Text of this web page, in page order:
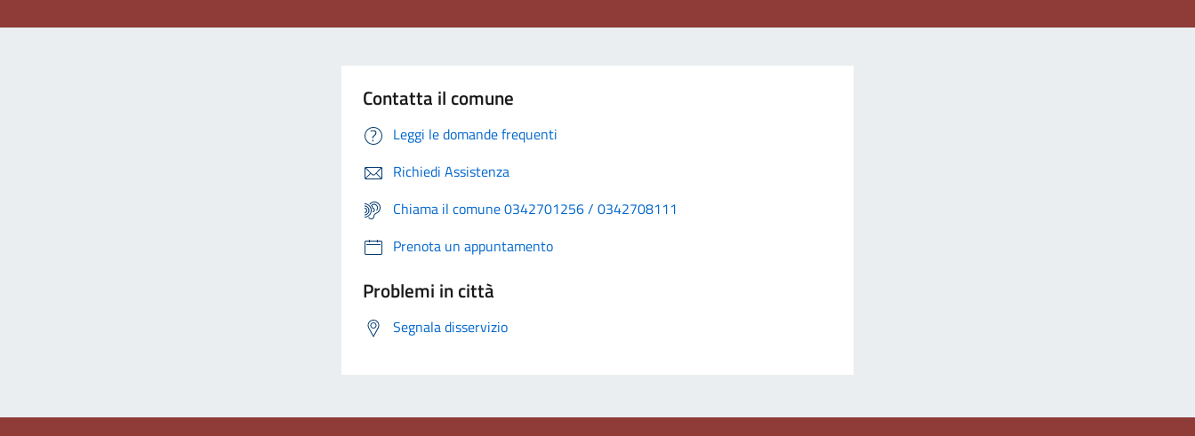
Contatta il comune
Leggi le domande frequenti
Richiedi Assistenza
Chiama il comune 0342701256 / 0342708111
Prenota un appuntamento
Problemi in città
Segnala disservizio